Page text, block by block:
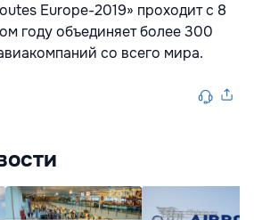
Europe-2019» проходит с 8
году объединяет более 300
со всего мира.